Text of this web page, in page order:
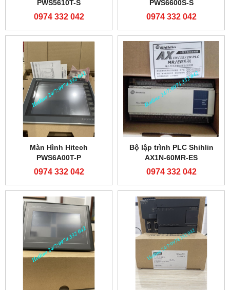
PWS5610T-S
0974 332 042
PWS6600S-S
0974 332 042
Màn Hình Hitech
PWS6A00T-P
0974 332 042
Bộ lập trình PLC Shihlin
AX1N-60MR-ES
0974 332 042